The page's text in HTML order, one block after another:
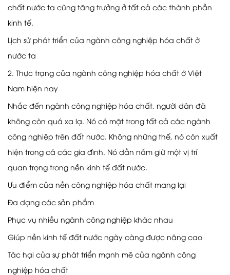
chất nước ta cũng tăng trưởng ở tất cả các thành phần
kinh tế.
Lịch sử phát triển của ngành công nghiệp hóa chất ở
nước ta
2. Thực trạng của ngành công nghiệp hóa chất ở Việt
Nam hiện nay
Nhắc đến ngành công nghiệp hóa chất, người dân đã
không còn quá xa lạ. Nó có mặt trong tất cả các ngành
công nghiệp trên đất nước. Không những thế, nó còn xuất
hiện trong cả các gia đình. Nó dần nắm giữ một vị trí
quan trọng trong nền kinh tế đất nước.
Ưu điểm của nền công nghiệp hóa chất mang lại
Đa dạng các sản phẩm
Phục vụ nhiều ngành công nghiệp khác nhau
Giúp nền kinh tế đất nước ngày càng được nâng cao
Tác hại của sự phát triển mạnh mẽ của ngành công
nghiệp hóa chất